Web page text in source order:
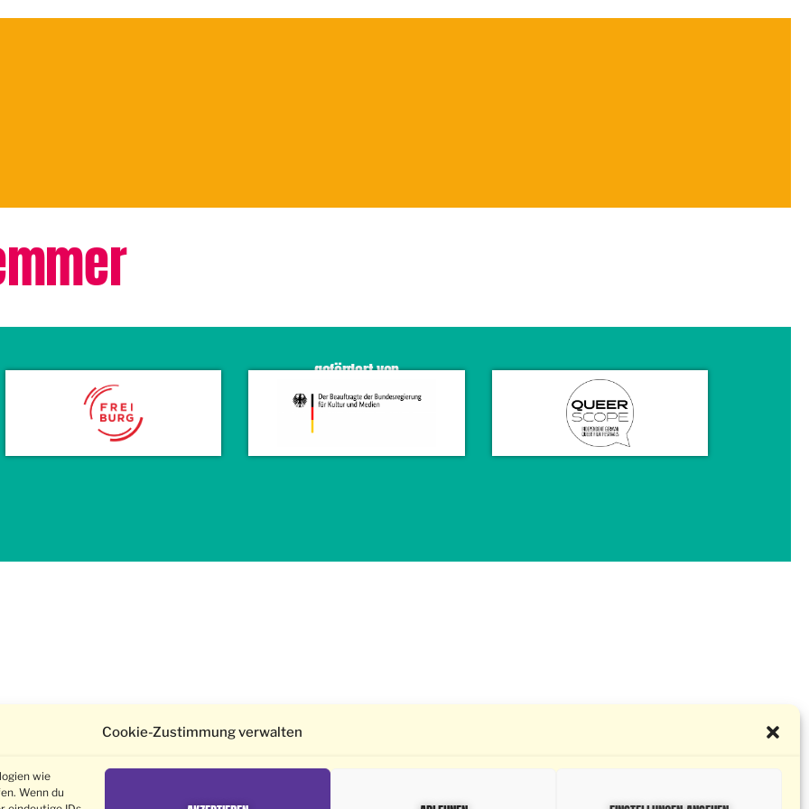
Cookie-Zustimmung verwalten
wie
Wenn du
gefördert von